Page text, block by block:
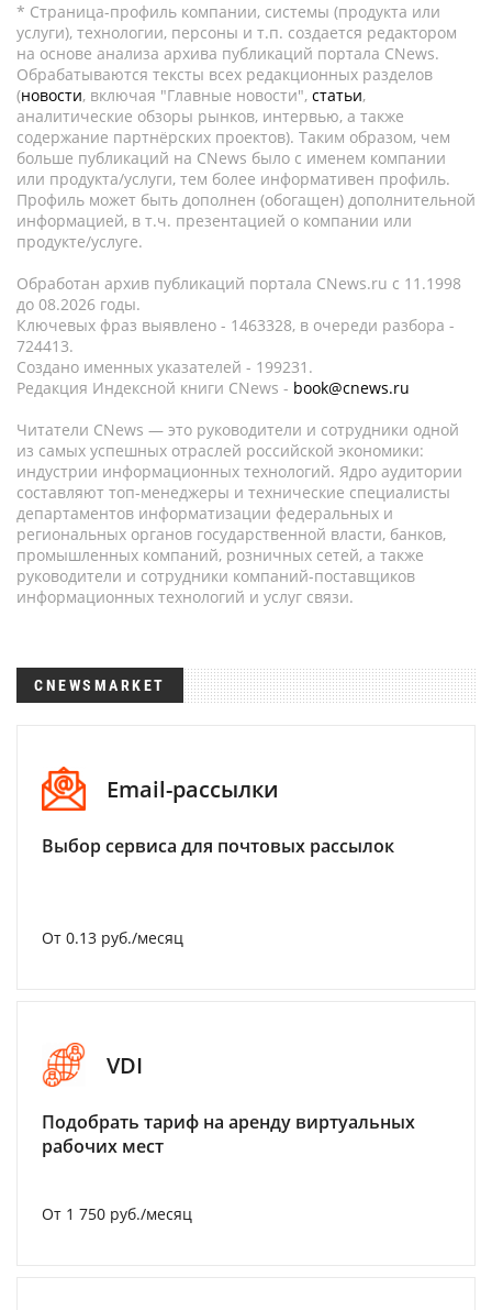
* Страница-профиль компании, системы (продукта или
услуги), технологии, персоны и т.п. создается редактором
на основе анализа архива публикаций портала CNews.
Обрабатываются тексты всех редакционных разделов
(новости, включая "Главные новости", статьи,
аналитические обзоры рынков, интервью, а также
содержание партнёрских проектов). Таким образом, чем
больше публикаций на CNews было с именем компании
или продукта/услуги, тем более информативен профиль.
Профиль может быть дополнен (обогащен) дополнительной
информацией, в т.ч. презентацией о компании или
продукте/услуге.
Обработан архив публикаций портала CNews.ru c 11.1998
до 08.2026 годы.
Ключевых фраз выявлено - 1463328, в очереди разбора -
724413.
Создано именных указателей - 199231.
Редакция Индексной книги CNews - book@cnews.ru
Читатели CNews — это руководители и сотрудники одной
из самых успешных отраслей российской экономики:
индустрии информационных технологий. Ядро аудитории
составляют топ-менеджеры и технические специалисты
департаментов информатизации федеральных и
региональных органов государственной власти, банков,
промышленных компаний, розничных сетей, а также
руководители и сотрудники компаний-поставщиков
информационных технологий и услуг связи.
CNEWSMARKET
Email-рассылки
Выбор сервиса для почтовых рассылок
От 0.13 руб./месяц
VDI
Подобрать тариф на аренду виртуальных
рабочих мест
От 1 750 руб./месяц